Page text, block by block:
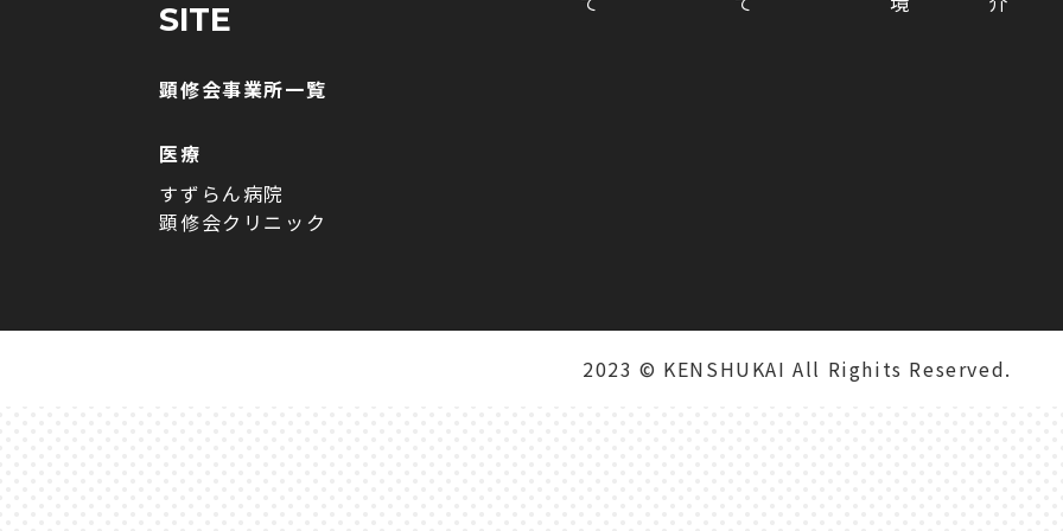
SITE
顕修会事業所一覧
医療
すずらん病院
顕修会クリニック
2023 © KENSHUKAI All Righits Reserved.